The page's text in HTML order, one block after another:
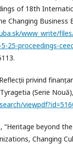
of 18th
Changing Business
www_write/
25-proceedings-
privind
(Serie
“Heritage beyond
Changing